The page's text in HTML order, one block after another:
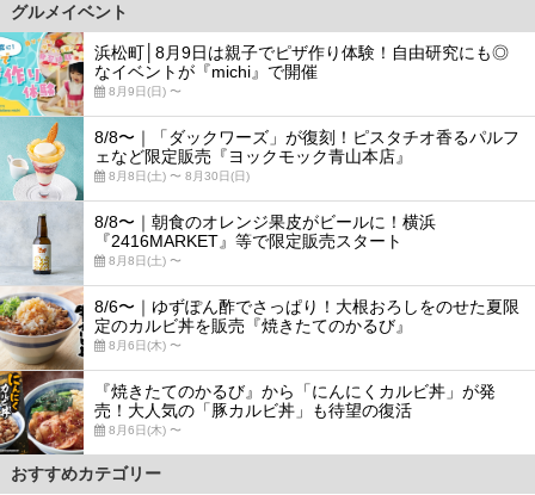
グルメイベント
浜松町│8月9日は親子でピザ作り体験！自由研究にも◎
なイベントが『michi』で開催
8月9日(日) 〜
8/8〜｜「ダックワーズ」が復刻！ピスタチオ香るパルフ
ェなど限定販売『ヨックモック青山本店』
8月8日(土) 〜 8月30日(日)
8/8〜｜朝食のオレンジ果皮がビールに！横浜
『2416MARKET』等で限定販売スタート
8月8日(土) 〜
8/6〜｜ゆずぽん酢でさっぱり！大根おろしをのせた夏限
定のカルビ丼を販売『焼きたてのかるび』
8月6日(木) 〜
『焼きたてのかるび』から「にんにくカルビ丼」が発
売！大人気の「豚カルビ丼」も待望の復活
8月6日(木) 〜
おすすめカテゴリー